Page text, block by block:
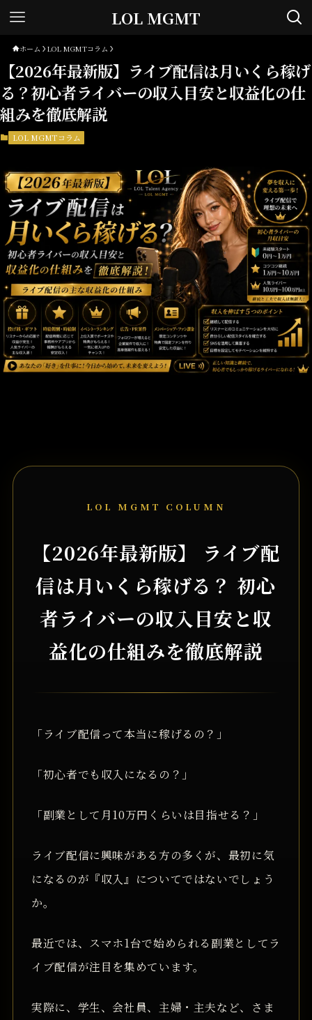
LOL MGMT
ホーム LOL MGMTコラム
【2026年最新版】ライブ配信は月いくら稼げ
る？初心者ライバーの収入目安と収益化の仕
組みを徹底解説
LOL MGMTコラム
LOL MGMT COLUMN
【2026年最新版】 ライブ配
信は月いくら稼げる？ 初心
者ライバーの収入目安と収
益化の仕組みを徹底解説
「ライブ配信って本当に稼げるの？」
「初心者でも収入になるの？」
「副業として月10万円くらいは目指せる？」
ライブ配信に興味がある方の多くが、最初に気
になるのが『収入』についてではないでしょう
か。
最近では、スマホ1台で始められる副業としてラ
イブ配信が注目を集めています。
実際に、学生、会社員、主婦・主夫など、さま